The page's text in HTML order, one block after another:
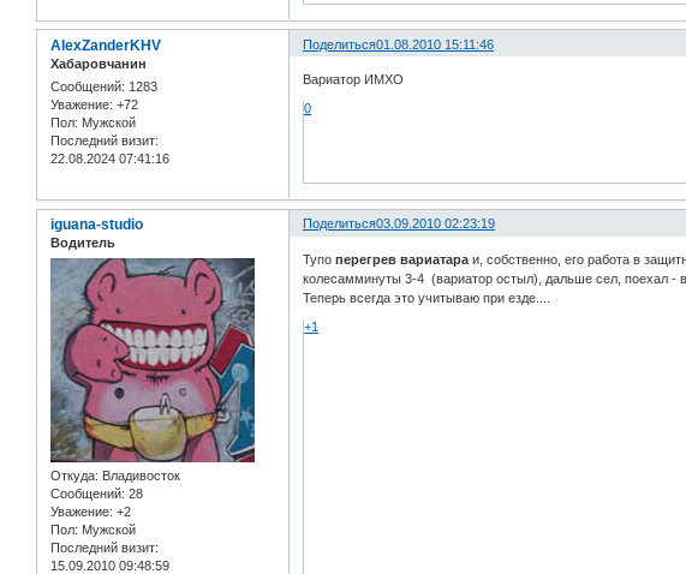
Поделиться01.08.2010 15:11:46
AlexZanderKHV
Хабаровчанин
Сообщений: 1283
Уважение: +72
Пол: Мужской
Последний визит:
22.08.2024 07:41:16
Вариатор ИМХО
0
Поделиться03.09.2010 02:23:19
iguana-studio
Водитель
Откуда: Владивосток
Сообщений: 28
Уважение: +2
Пол: Мужской
Последний визит:
15.09.2010 09:48:59
Тупоперегрев вариатараи, собственно, его работа в
колесамминуты 3-4 (вариатор остыл), дальше сел, поехал -
Теперь всегда это учитываю при езде....
+1